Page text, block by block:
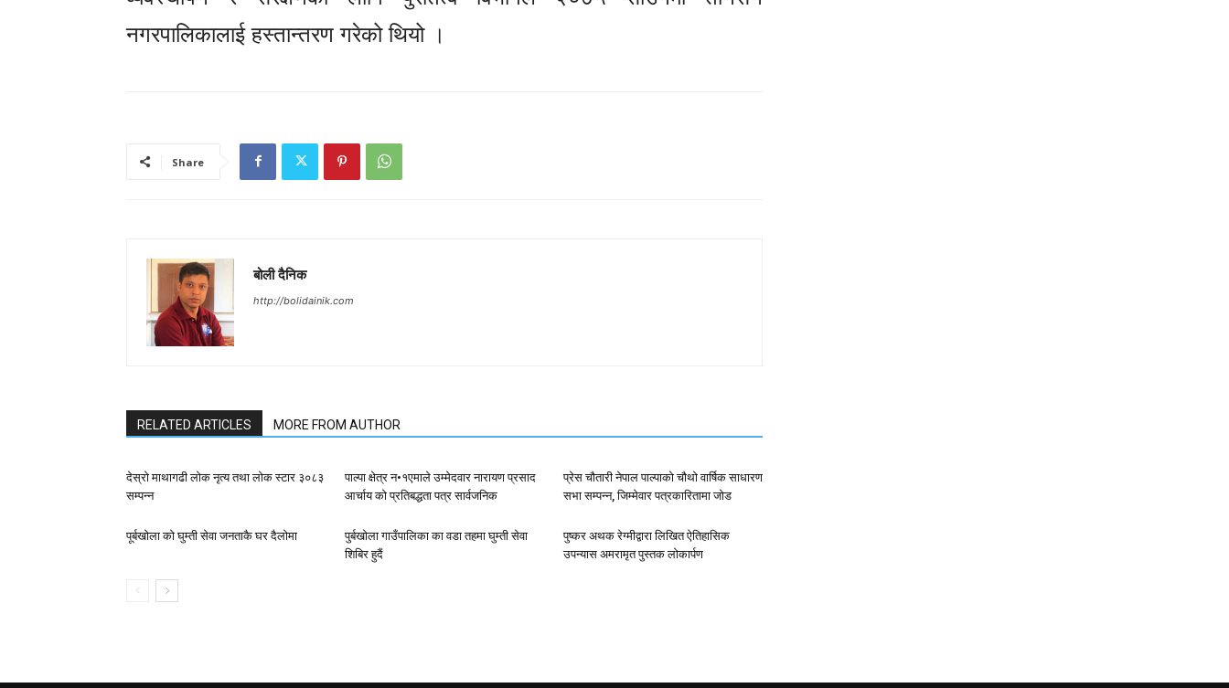
नगरपालिकालाई हस्तान्तरण गरेको थियो ।
Share
बोली दैनिक
http://bolidainik.com
RELATED ARTICLES MORE FROM AUTHOR
देस्राे माथागढी लाेक नृत्य तथा लाेक स्टार ३०८३
सम्पन्न
पाल्पा क्षेत्र न•१एमाले उम्मेदवार नारायण प्रसाद
आर्चाय काे प्रतिबद्धता पत्र सार्वजनिक
प्रेस चौतारी नेपाल पाल्पाको चौथो वार्षिक साधारण
सभा सम्पन्न, जिम्मेवार पत्रकारितामा जोड
पूर्बखाेला काे घुम्ती सेवा जनताकै घर दैलाेमा
पुर्बखाेला गाउँपालिका का वडा तहमा घुम्ती सेवा
शिबिर हुदैं
पुष्कर अथक रेग्मीद्वारा लिखित ऐतिहासिक
उपन्यास अमरामृत पुस्तक लोकार्पण